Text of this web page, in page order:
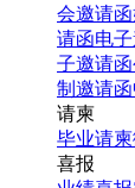
考研培训招生
传手机海报
会邀请函
请函电
子邀请函
制邀请函
请柬
毕业请柬
喜报